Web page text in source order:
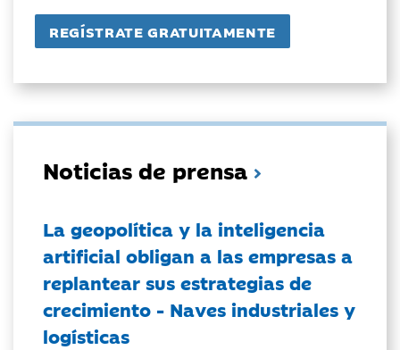
Noticias de prensa
La geopolítica y la inteligencia
artificial obligan a las empresas a
replantear sus estrategias de
crecimiento - Naves industriales y
logísticas